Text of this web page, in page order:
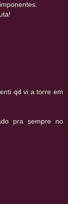
qd vi a torre em
pra sempre no